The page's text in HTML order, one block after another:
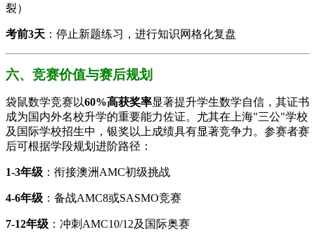
裂）
​考前3天​ ​：停止新题练习，进行知识网格化复盘
六、竞赛价值与赛后规划
袋鼠数学竞赛以​​60%高获奖率​​显著提升学生数学自信，其证书
成为国内外名校升学的重要能力佐证。尤其在上海"三公"学校
及国际学校招生中，银奖以上成绩具有显著竞争力。参赛者赛
后可根据学段规划进阶路径：
​1-3年级​ ​：衔接澳洲AMC初级挑战
​4-6年级​ ​：备战AMC8或SASMO竞赛
​7-12年级​ ​：冲刺AMC10/12及国际奥赛